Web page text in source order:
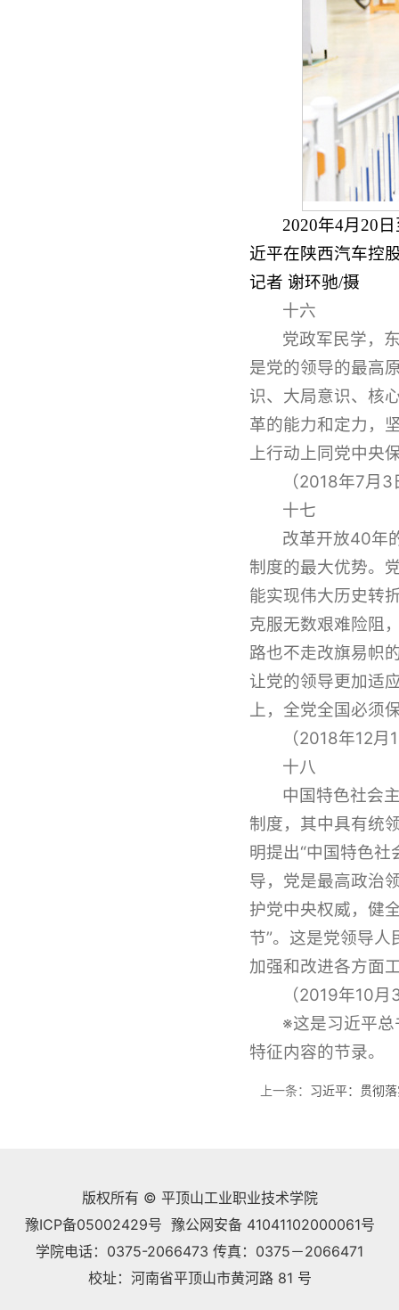
2020年4月20
近平在陕西汽车控
记者 谢环驰/摄
十六
党政军民学，
是党的领导的最高
识、大局意识、核
革的能力和定力，
上行动上同党中央
（2018年7月
十七
改革开放40年
制度的最大优势。
能实现伟大历史转
克服无数艰难险阻
路也不走改旗易帜
让党的领导更加适
上，全党全国必须
（2018年12
十八
中国特色社会
制度，其中具有统
明提出“中国特色
导，党是最高政治
护党中央权威，健
节”。这是党领导
加强和改进各方面
（2019年10
※这是习近平
特征内容的节录。
上一条： 习近平：贯彻
版权所有 © 平顶山工业职业技术学院
豫ICP备05002429号 豫公网安备 41041102000061号
学院电话：0375-2066473 传真：0375－2066471
校址：河南省平顶山市黄河路 81 号